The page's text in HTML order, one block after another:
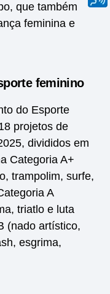
que também
feminina e
feminino
do Esporte
projetos de
divididos em
Categoria A+
trampolim, surfe,
A
triatlo e luta
(nado artístico,
esgrima,